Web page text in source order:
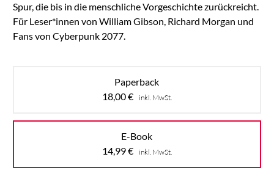
Spur, die bis in die menschliche Vorgeschichte zurückreicht.
Für Leser*innen von William Gibson, Richard Morgan und
Fans von Cyberpunk 2077.
Paperback
18,00€ inkl. MwSt.
E-Book
14,99€ inkl. MwSt.